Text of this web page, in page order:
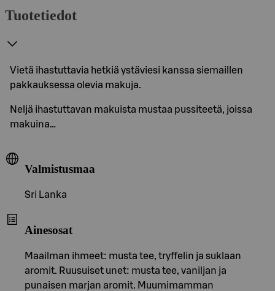
Tuotetiedot
Vietä ihastuttavia hetkiä ystäviesi kanssa siemaillen
pakkauksessa olevia makuja.
Neljä ihastuttavan makuista mustaa pussiteetä, joissa
makuina…
Valmistusmaa
Sri Lanka
Ainesosat
Maailman ihmeet: musta tee, tryffelin ja suklaan
aromit. Ruusuiset unet: musta tee, vaniljan ja
punaisen marjan aromit. Muumimamman